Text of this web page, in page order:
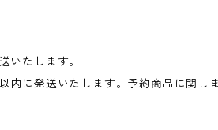
いたします。
内に発送いたします。予約商品に関し